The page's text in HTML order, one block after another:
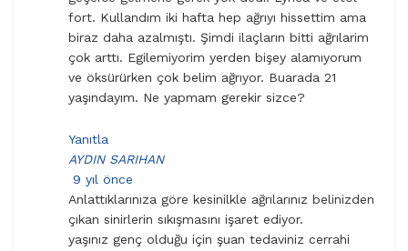
fort. Kullandım iki hafta hep ağrıyı hissettim ama
biraz daha azalmıştı. Şimdi ilaçların bitti ağrılarim
çok arttı. Egilemiyorim yerden bişey alamıyorum
ve öksürürken çok belim ağrıyor. Buarada 21
yaşındayım. Ne yapmam gerekir sizce?
Yanıtla
AYDIN SARIHAN
9 yıl önce
Anlattıklarınıza göre kesinilkle ağrılarınız belinizden
çıkan sinirlerin sıkışmasını işaret ediyor.
yaşınız genç olduğu için şuan tedaviniz cerrahi